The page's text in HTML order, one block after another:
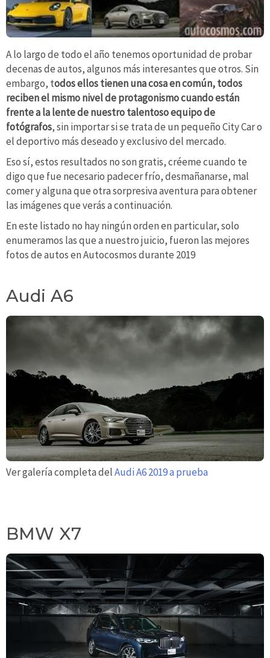
A lo largo de todo el año tenemos oportunidad de probar
decenas de autos, algunos más interesantes que otros. Sin
embargo, todos ellos tienen una cosa en común, todos
reciben el mismo nivel de protagonismo cuando están
frente a la lente de nuestro talentoso equipo de
fotógrafos, sin importar si se trata de un pequeño City Car o
el deportivo más deseado y exclusivo del mercado.
Eso sí, estos resultados no son gratis, créeme cuando te
digo que fue necesario padecer frío, desmañanarse, mal
comer y alguna que otra sorpresiva aventura para obtener
las imágenes que verás a continuación.
En este listado no hay ningún orden en particular, solo
enumeramos las que a nuestro juicio, fueron las mejores
fotos de autos en Autocosmos durante 2019
Audi A6
Ver galería completa delAudi A6 2019 a prueba
BMW X7